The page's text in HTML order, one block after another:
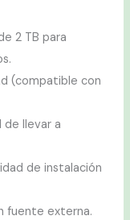
2 TB para
(compatible con
llevar a
de instalación
fuente externa.